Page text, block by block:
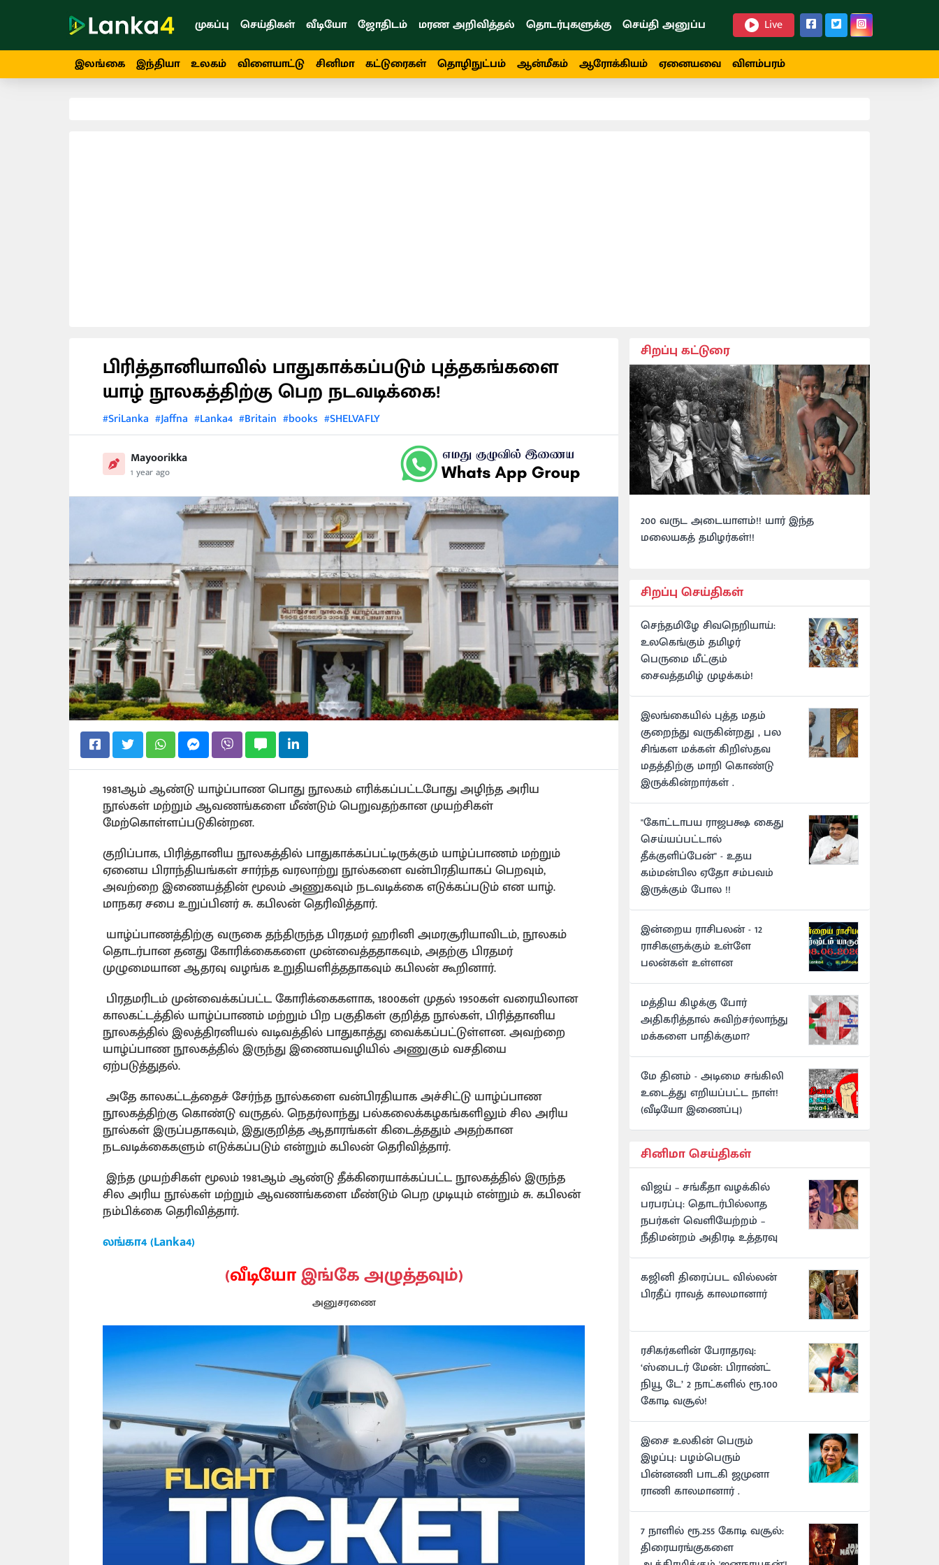
முகப்பு செய்திகள் வீடியோ ஜோதிடம் மரண அறிவித்தல் தொடர்புகளுக்கு செய்தி அனுப்ப Live
இலங்கை இந்தியா உலகம் விளையாட்டு சினிமா கட்டுரைகள் தொழிநுட்பம் ஆன்மீகம் ஆரோக்கியம் ஏனையவை விளம்பரம்
பிரித்தானியாவில் பாதுகாக்கப்படும் புத்தகங்களை
யாழ் நூலகத்திற்கு பெற நடவடிக்கை!
#SriLanka #Jaffna #Lanka4 #Britain #books #SHELVAFLY
Mayoorikka
1 year ago
1981ஆம் ஆண்டு யாழ்ப்பாண பொது நூலகம் எரிக்கப்பட்டபோது அழிந்த அரிய
நூல்கள் மற்றும் ஆவணங்களை மீண்டும் பெறுவதற்கான முயற்சிகள்
மேற்கொள்ளப்படுகின்றன.
குறிப்பாக, பிரித்தானிய நூலகத்தில் பாதுகாக்கப்பட்டிருக்கும் யாழ்ப்பாணம் மற்றும்
ஏனைய பிராந்தியங்கள் சார்ந்த வரலாற்று நூல்களை வன்பிரதியாகப் பெறவும்,
அவற்றை இணையத்தின் மூலம் அணுகவும் நடவடிக்கை எடுக்கப்படும் என யாழ்.
மாநகர சபை உறுப்பினர் சு. கபிலன் தெரிவித்தார்.
யாழ்ப்பாணத்திற்கு வருகை தந்திருந்த பிரதமர் ஹரினி அமரசூரியாவிடம், நூலகம்
தொடர்பான தனது கோரிக்கைகளை முன்வைத்ததாகவும், அதற்கு பிரதமர்
முழுமையான ஆதரவு வழங்க உறுதியளித்ததாகவும் கபிலன் கூறினார்.
பிரதமரிடம் முன்வைக்கப்பட்ட கோரிக்கைகளாக, 1800கள் முதல் 1950கள் வரையிலான
காலகட்டத்தில் யாழ்ப்பாணம் மற்றும் பிற பகுதிகள் குறித்த நூல்கள், பிரித்தானிய
நூலகத்தில் இலத்திரனியல் வடிவத்தில் பாதுகாத்து வைக்கப்பட்டுள்ளன. அவற்றை
யாழ்ப்பாண நூலகத்தில் இருந்து இணையவழியில் அணுகும் வசதியை
ஏற்படுத்துதல்.
அதே காலகட்டத்தைச் சேர்ந்த நூல்களை வன்பிரதியாக அச்சிட்டு யாழ்ப்பாண
நூலகத்திற்கு கொண்டு வருதல். நெதர்லாந்து பல்கலைக்கழகங்களிலும் சில அரிய
நூல்கள் இருப்பதாகவும், இதுகுறித்த ஆதாரங்கள் கிடைத்ததும் அதற்கான
நடவடிக்கைகளும் எடுக்கப்படும் என்றும் கபிலன் தெரிவித்தார்.
இந்த முயற்சிகள் மூலம் 1981ஆம் ஆண்டு தீக்கிரையாக்கப்பட்ட நூலகத்தில் இருந்த
சில அரிய நூல்கள் மற்றும் ஆவணங்களை மீண்டும் பெற முடியும் என்றும் சு. கபிலன்
நம்பிக்கை தெரிவித்தார்.
லங்கா4 (Lanka4)
(வீடியோஇங்கே அழுத்தவும்)
அனுசரணை
சிறப்பு கட்டுரை
200 வருட அடையாளம்!! யார் இந்த
மலையகத் தமிழர்கள்!!
சிறப்பு செய்திகள்
செந்தமிழே சிவநெறியாய்:
உலகெங்கும் தமிழர்
பெருமை மீட்கும்
சைவத்தமிழ் முழக்கம்!
இலங்கையில் புத்த மதம்
குறைந்து வருகின்றது , பல
சிங்கள மக்கள் கிறிஸ்தவ
மதத்திற்கு மாறி கொண்டு
இருக்கின்றார்கள் .
"கோட்டாபய ராஜபக்ஷ கைது
செய்யப்பட்டால்
தீக்குளிப்பேன்" - உதய
கம்மன்பில ஏதோ சம்பவம்
இருக்கும் போல !!
இன்றைய ராசிபலன் - 12
ராசிகளுக்கும் உள்ளே
பலன்கள் உள்ளன
மத்திய கிழக்கு போர்
அதிகரித்தால் சுவிற்சர்லாந்து
மக்களை பாதிக்குமா?
மே தினம் - அடிமை சங்கிலி
உடைத்து எறியப்பட்ட நாள்!
(வீடியோ இணைப்பு)
சினிமா செய்திகள்
விஜய் – சங்கீதா வழக்கில்
பரபரப்பு: தொடர்பில்லாத
நபர்கள் வெளியேற்றம் –
நீதிமன்றம் அதிரடி உத்தரவு
கஜினி திரைப்பட வில்லன்
பிரதீப் ராவத் காலமானார்
ரசிகர்களின் பேராதரவு:
‘ஸ்பைடர் மேன்: பிராண்ட்
நியூ டே’ 2 நாட்களில் ரூ.100
கோடி வசூல்!
இசை உலகின் பெரும்
இழப்பு: பழம்பெரும்
பின்னணி பாடகி ஜமுனா
ராணி காலமானார் .
7 நாளில் ரூ.255 கோடி வசூல்:
திரையரங்குகளை